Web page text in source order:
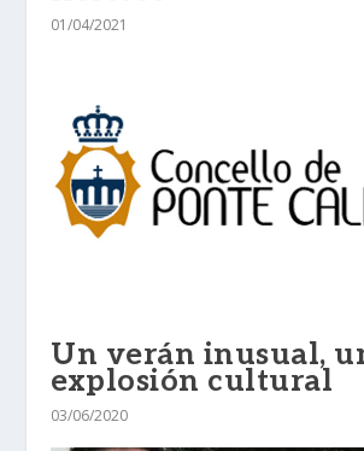
01/04/2021
Un verán inusual,
explosión cultural
03/06/2020